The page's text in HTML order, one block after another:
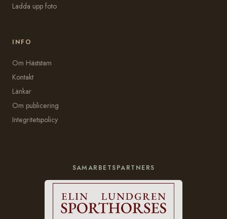
Ladda upp foto
INFO
Om Häststam
Kontakt
Länkar
Om publicering
Integritetspolicy
SAMARBETSPARTNERS